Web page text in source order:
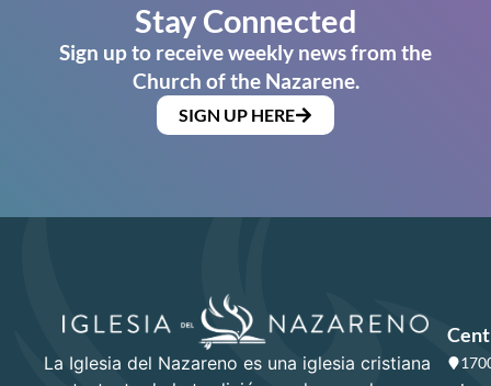
Stay Connected
Sign up to receive weekly news from the
Church of the Nazarene.
SIGN UP HERE
La Iglesia del Nazareno es una iglesia cristiana